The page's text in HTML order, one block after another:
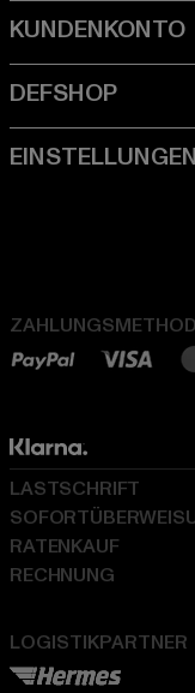
LOGISTIKPARTNER
LASTSCHRIFT
RATENKAUF
RECHNUNG